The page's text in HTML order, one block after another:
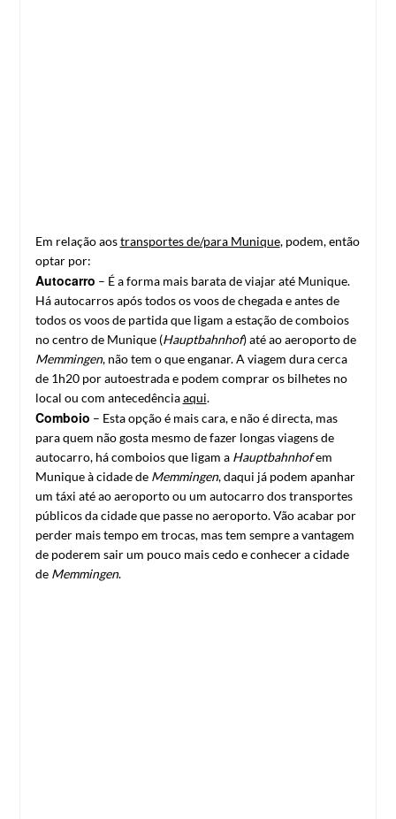
Em relação aostransportes de/para Munique, podem, então
optar por:
Autocarro – É a forma mais barata de viajar até Munique.
Há autocarros após todos os voos de chegada e antes de
todos os voos de partida que ligam a estação de comboios
no centro de Munique (Hauptbahnhof) até ao aeroporto de
Memmingen, não tem o que enganar. A viagem dura cerca
de 1h20 por autoestrada e podem comprar os bilhetes no
local ou com antecedênciaaqui.
Comboio – Esta opção é mais cara, e não é directa, mas
para quem não gosta mesmo de fazer longas viagens de
autocarro, há comboios que ligam aHauptbahnhofem
Munique à cidade de Memmingen, daqui já podem apanhar
um táxi até ao aeroporto ou um autocarro dos transportes
públicos da cidade que passe no aeroporto. Vão acabar por
perder mais tempo em trocas, mas tem sempre a vantagem
de poderem sair um pouco mais cedo e conhecer a cidade
de Memmingen.